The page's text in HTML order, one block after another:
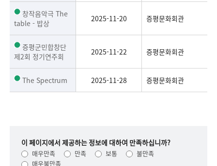
창작음악극 The
table - 밥상
2025-11-20 증평문화회관
증평군민합창단
제2회 정기연주회
2025-11-22 증평문화회관
The Spectrum 2025-11-28 증평문화회관
이 페이지에서 제공하는 정보에 대하여 만족하십니까?
매우만족 만족 보통
불만족
매우불만족